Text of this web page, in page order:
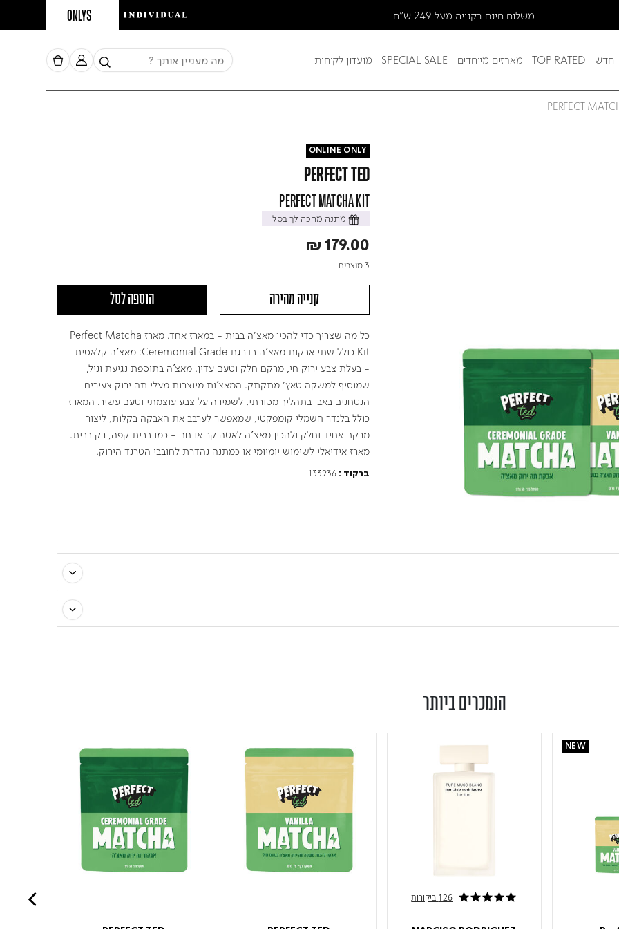
משלוח חינם בקנייה מעל 249 ש"ח ONLYS
חדש TOP RATED מארזים מיוחדים SPECIAL SALE מועדון לקוחות
PERFECT
ONLINE ONLY
PERFECT TED
PERFECT MATCHA KIT
מתנה מחכה לך בסל
₪ 179.00
3 מוצרים
קנייה מהירה הוספה לסל
כל מה שצריך כדי להכין מאצ׳ה בבית - במארז אחד. מארז Perfect Matcha
Kit כולל שתי אבקות מאצ׳ה בדרגת Ceremonial Grade: מאצ׳ה קלאסית
- בעלת צבע ירוק חי, מרקם חלק וטעם עדין. מאצ'ה בתוספת נגיעת וניל,
שמוסיף למשקה טאץ׳ מתקתק. המאצ'ות מיוצרות מעלי תה ירוק צעירים
הנטחנים באבן בתהליך מסורתי, לשמירה על צבע עוצמתי וטעם עשיר. המארז
כולל בלנדר חשמלי קומפקטי, שמאפשר לערבב את האבקה בקלות, ליצור
מרקם אחיד וחלק ולהכין מאצ׳ה לאטה קר או חם - כמו בבית קפה, רק בבית.
מארז אידיאלי לשימוש יומיומי או כמתנה נהדרת לחובבי הטרנד הירוק.
ברקוד :133936
הנמכרים ביותר
NEW
4.8 star rating 126 ביקורות